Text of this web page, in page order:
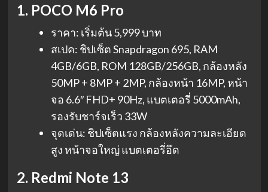
1. POCO M6 Pro
ราคา: เริ่มต้น 5,999 บาท
สเปค: ชิปเซ็ต Snapdragon 695, RAM
4GB/6GB, ROM 128GB/256GB, กล้องหลัง
50MP + 8MP + 2MP, กล้องหน้า 16MP, หน้า
จอ 6.6″ FHD+ 90Hz, แบตเตอรี่ 5000mAh,
รองรับชาร์จเร็ว 33W
จุดเด่น: ชิปเซ็ตแรง กล้องหลังความละเอียด
สูง หน้าจอใหญ่ แบตเตอรี่อึด
2. Redmi Note 13